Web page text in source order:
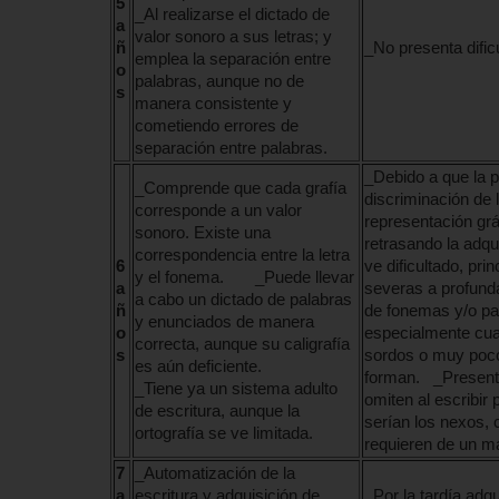
a
ñ
o
s
_Al realizarse el dictado de
valor sonoro a sus letras; y
emplea la separación entre
palabras, aunque no de
manera consistente y
cometiendo errores de
separación entre palabras.
_No presenta
6
a
ñ
o
s
_Comprende que cada grafía
corresponde a un valor
sonoro. Existe una
correspondencia entre la letra
y el fonema. _Puede llevar
a cabo un dictado de palabras
y enunciados de manera
correcta, aunque su caligrafía
es aún deficiente.
_Tiene ya un sistema adulto
de escritura, aunque la
ortografía se ve limitada.
_Debido a que la
discriminación de
representación
retrasando la
ve dificultado,
severas a
de fonemas y/o
especialmente
sordos o muy
forman.
omiten al escribir
serían los nexos,
requieren de un
7
_Automatización de la